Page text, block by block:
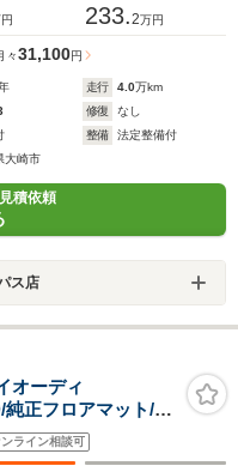
233.2万円
々31,100円
走行 4.0万km
修復
なし
整備
法定整備付
大崎市
積依頼
ス店
ーディ
正フロアマット/サ
ンキー/スペアキ
ンライン相談可